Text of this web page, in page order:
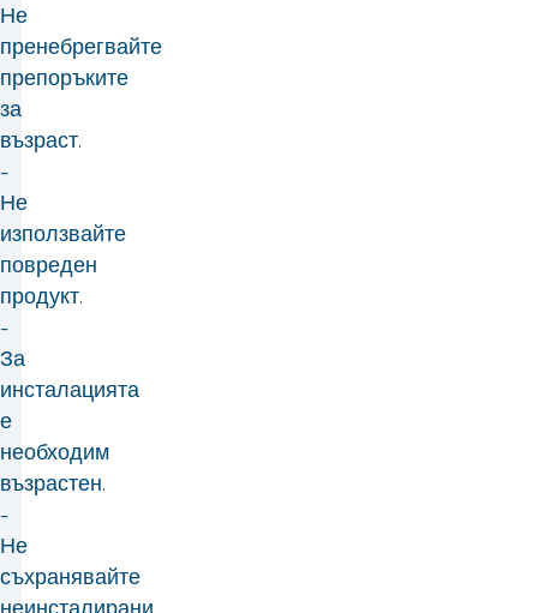
Не
пренебрегвайте
препоръките
за
възраст.
-
Не
използвайте
повреден
продукт.
-
За
инсталацията
е
необходим
възрастен.
-
Не
съхранявайте
неинсталирани